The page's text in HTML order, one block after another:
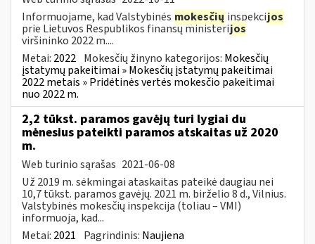
Informuojame, kad Valstybinės mokesčių inspekcijos
prie Lietuvos Respublikos finansų ministerijos
viršininko 2022 m....
Metai: 2022 Mokesčių žinyno kategorijos: Mokesčių
įstatymų pakeitimai » Mokesčių įstatymų pakeitimai
2022 metais » Pridėtinės vertės mokesčio pakeitimai
nuo 2022 m.
2,2 tūkst. paramos gavėjų turi lygiai du
mėnesius pateikti paramos atskaitas už 2020
m.
Web turinio sąrašas 2021-06-08
Už 2019 m. sėkmingai ataskaitas pateikė daugiau nei
10,7 tūkst. paramos gavėjų. 2021 m. birželio 8 d., Vilnius.
Valstybinės mokesčių inspekcija (toliau – VMI)
informuoja, kad...
Metai: 2021 Pagrindinis: Naujiena